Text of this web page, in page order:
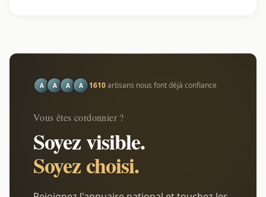
A A A A 1610artisans nous font déjà confiance
Vous êtes cordonnier ?
Soyez visible.
Soyez choisi.